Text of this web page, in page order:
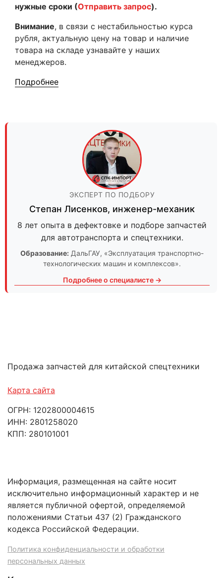
нужные сроки (Отправить запрос).
Внимание, в связи с нестабильностью курса
рубля, актуальную цену на товар и наличие
товара на складе узнавайте у наших
менеджеров.
Подробнее
ЭКСПЕРТ ПО ПОДБОРУ
Степан Лисенков, инженер-механик
8 лет опыта в дефектовке и подборе запчастей
для автотранспорта и спецтехники.
Образование: ДальГАУ, «Эксплуатация транспортно-
технологических машин и комплексов».
Подробнее о специалисте →
Продажа запчастей для китайской спецтехники
Карта сайта
ОГРН: 1202800004615
ИНН: 2801258020
КПП: 280101001
Информация, размещенная на сайте носит
исключительно информационный характер и не
является публичной офертой, определяемой
положениями Статьи 437 (2) Гражданского
кодекса Российской Федерации.
Политика конфиденциальности и обработки
персональных данных